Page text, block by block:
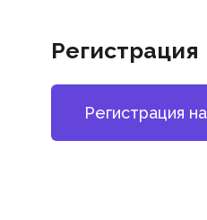
Конкурс
Программа
Регистрация
Регистрация